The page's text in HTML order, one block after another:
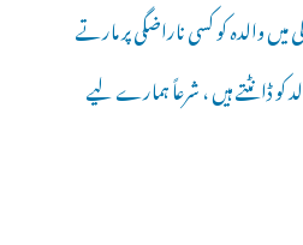
والدہ کو کسی ناراضگی پر مارتے
کو ڈانٹتے ہیں ، شرعاً ہمارے لیے